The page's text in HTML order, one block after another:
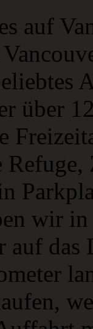
auf
über
wir
auf